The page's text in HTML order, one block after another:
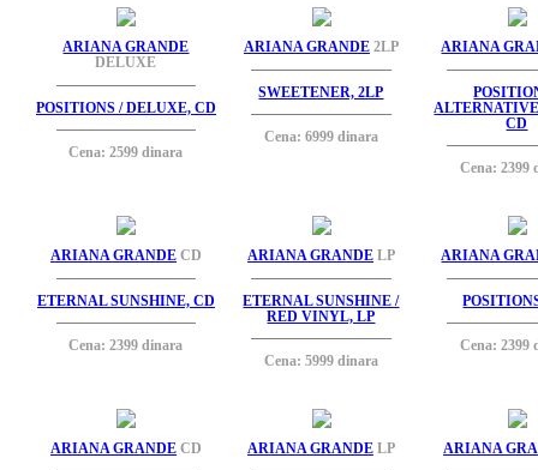
ARIANA GRANDE
DELUXE
POSITIONS / DELUXE, CD
Cena: 2599 dinara
ARIANA GRANDE 2LP
SWEETENER, 2LP
Cena: 6999 dinara
ARIANA
CD
Cena: 2399
ARIANA GRANDE CD
ETERNAL SUNSHINE, CD
Cena: 2399 dinara
ARIANA GRANDE LP
ETERNAL SUNSHINE /
RED VINYL, LP
Cena: 5999 dinara
ARIANA
Cena: 2399
ARIANA GRANDE CD ARIANA GRANDE LP ARIANA